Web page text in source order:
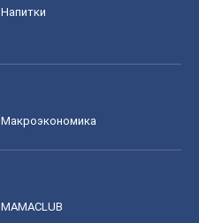
Напитки
Mакроэкономика
MAMACLUB